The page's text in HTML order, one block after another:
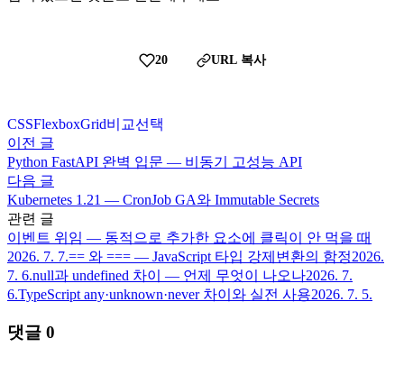
20 URL 복사
CSSFlexboxGrid비교선택
이전 글
Python FastAPI 완벽 입문 — 비동기 고성능 API
다음 글
Kubernetes 1.21 — CronJob GA와 Immutable Secrets
관련 글
이벤트 위임 — 동적으로 추가한 요소에 클릭이 안 먹을 때
2026. 7. 7.== 와 === — JavaScript 타입 강제변환의 함정2026.
7. 6.null과 undefined 차이 — 언제 무엇이 나오나2026. 7.
6.TypeScript any·unknown·never 차이와 실전 사용2026. 7. 5.
댓글 0